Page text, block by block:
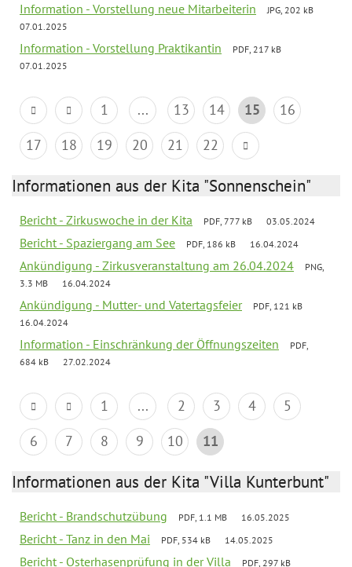
Information - Vorstellung neue Mitarbeiterin
JPG, 202 kB
07.01.2025
Information - Vorstellung Praktikantin
PDF, 217 kB
07.01.2025
1 ... 13 14 15
16
17
18 19 20 21 22
Informationen aus der Kita "Sonnenschein"
Bericht - Zirkuswoche in der Kita PDF, 777 kB 03.05.2024
Bericht - Spaziergang am See PDF, 186 kB 16.04.2024
Ankündigung - Zirkusveranstaltung am 26.04.2024
PNG,
3.3 MB
16.04.2024
Ankündigung - Mutter- und Vatertagsfeier
PDF, 121 kB
16.04.2024
Information - Einschränkung der Öffnungszeiten
PDF,
684 kB
27.02.2024
1 ... 2 3 4
5
6
7 8 9 10 11
Informationen aus der Kita "Villa Kunterbunt"
Bericht - Brandschutzübung PDF, 1.1 MB 16.05.2025
Bericht - Tanz in den Mai PDF, 534 kB 14.05.2025
Bericht - Osterhasenprüfung in der Villa PDF, 297 kB